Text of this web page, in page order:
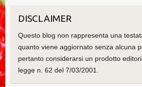
DISCLAIMER
Questo blog non rappresenta una
quanto viene aggiornato senza alcuna
pertanto considerarsi un prodotto
legge n. 62 del 7/03/2001.